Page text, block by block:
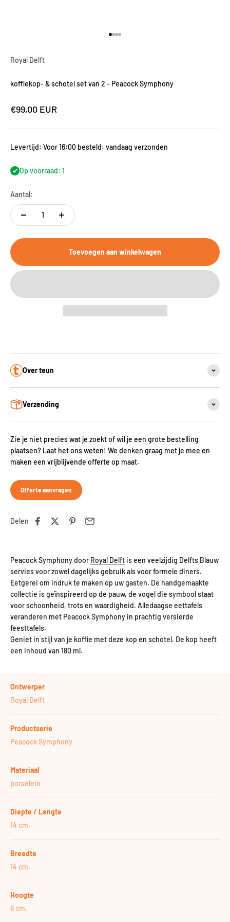
Royal Delft
koffiekop- & schotel set van 2 - Peacock Symphony
Aanbiedingsprijs
€99,00 EUR
Levertijd: Voor 16:00 besteld: vandaag verzonden
Op voorraad: 1
Aantal:
Toevoegen aan winkelwagen
Over teun
Verzending
Zie je niet precies wat je zoekt of wil je een grote bestelling
plaatsen? Laat het ons weten! We denken graag met je mee en
maken een vrijblijvende offerte op maat.
Offerte aanvragen
Delen
Peacock Symphony door Royal Delft is een veelzijdig Delfts Blauw
servies voor zowel dagelijks gebruik als voor formele diners.
Eetgerei om indruk te maken op uw gasten. De handgemaakte
collectie is geïnspireerd op de pauw, de vogel die symbool staat
voor schoonheid, trots en waardigheid. Alledaagse eettafels
veranderen met Peacock Symphony in prachtig versierde
feesttafels.
Geniet in stijl van je koffie met deze kop en schotel. De kop heeft
een inhoud van 180 ml.
Ontwerper
Royal Delft
Productserie
Peacock Symphony
Materiaal
porselein
Diepte / Lengte
14 cm.
Breedte
14 cm.
Hoogte
6 cm.